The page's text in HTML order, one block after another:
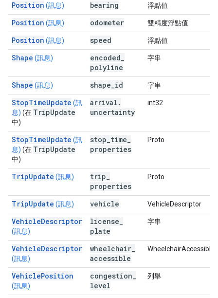
Position (訊息) bearing 浮點值
Position (訊息) odometer 雙精度浮點值
Position (訊息) speed 浮點值
Shape (訊息) encoded
polyline
字串
Shape (訊息) shape id 字串
StopTimeUpdate (訊
息) (在 TripUpdate
中)
arrival .
uncertainty
int32
StopTimeUpdate (訊
息) (在 TripUpdate
中)
stop time
properties
Proto
TripUpdate (訊息) trip
properties
Proto
TripUpdate (訊息) vehicle VehicleDescriptor
VehicleDescriptor
(訊息)
license
plate
字串
VehicleDescriptor
(訊息)
wheelchair
accessible
WheelchairAccessible
VehiclePosition
(訊息)
congestion
level
列舉